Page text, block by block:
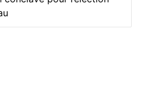
conclave pour l’élection